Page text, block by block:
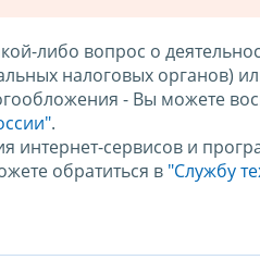
либо вопрос о
налоговых органов)
- Вы можете
.
интернет-сервисов и
обратиться в "Службу